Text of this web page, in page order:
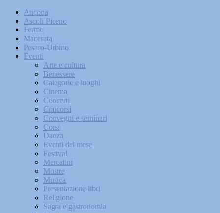
Ancona
Ascoli Piceno
Fermo
Macerata
Pesaro-Urbino
Eventi
Arte e cultura
Benessere
Categorie e luoghi
Cinema
Concerti
Concorsi
Convegni e seminari
Corsi
Danza
Eventi del mese
Festival
Mercatini
Mostre
Musica
Presentazione libri
Religione
Sagra e gastronomia